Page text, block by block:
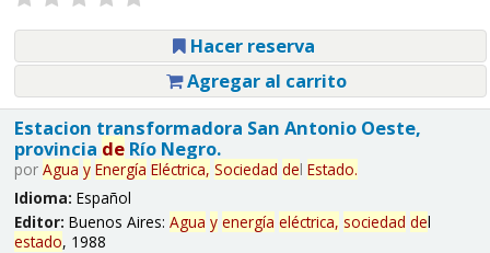
Hacer reserva
Agregar al carrito
Estacion transformadora San Antonio Oeste,
provincia deRío Negro.
por Agua y Energía Eléctrica, Sociedad del Estado.
Idioma: Español
Editor: Buenos Aires: Agua y energía eléctrica, sociedad del
estado, 1988